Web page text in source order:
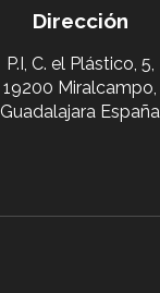
Dirección
P.I, C. el Plástico, 5,
19200 Miralcampo,
Guadalajara España